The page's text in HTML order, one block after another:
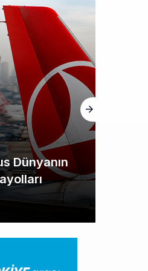
Dünyanın